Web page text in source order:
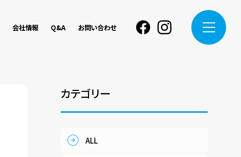
会社情報 Q&A お問い合わせ Facebookinstagram
カテゴリー
ALL